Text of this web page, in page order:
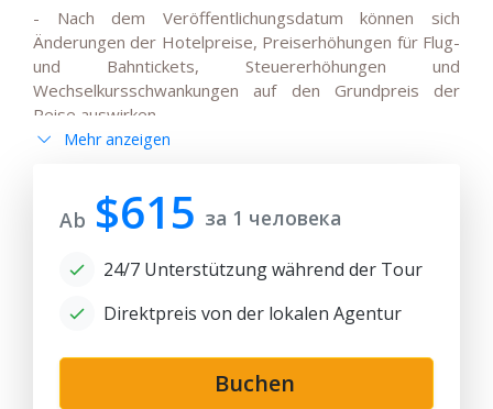
- Nach dem Veröffentlichungsdatum können sich
Änderungen der Hotelpreise, Preiserhöhungen für Flug-
und Bahntickets, Steuererhöhungen und
Wechselkursschwankungen auf den Grundpreis der
Reise auswirken.
- Alle Änderungen der Hauptreiseroute, Änderungen
internationaler Flüge müssen mit den Reisenden
vereinbart und vorab bestätigt werden.
Verfügbarkeit von Tickets für die angegebenen Daten
ersetzt werden kann. Für Transfers fällt möglicherweise
- Der Reisepreis kann je nach Verfügbarkeit von Zug-
und Inlandsflugtickets sowie der Verfügbarkeit von
Mehr anzeigen
Ab $615 за 1 человека
24/7 Unterstützung während der Tour
Direktpreis von der lokalen Agentur
Buchen